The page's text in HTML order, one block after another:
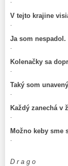
V tejto krajine
Ja som
Kolenačky sa
Taký som
Každý zanechá v
Možno keby
D r a g o